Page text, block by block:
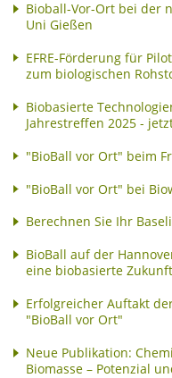
Bioball-Vor-Ort bei der
Uni Gießen
EFRE-Förderung für
zum biologischen
Biobasierte
Jahrestreffen 2025 -
"BioBall vor Ort" beim
"BioBall vor Ort" bei
Berechnen Sie Ihr
BioBall auf der
eine biobasierte Zukunft
Erfolgreicher Auftakt
"BioBall vor Ort"
Neue Publikation:
Biomasse – Potenzial